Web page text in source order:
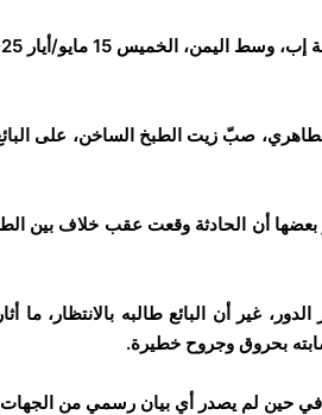
صبّ زيت الطبخ الساخن، على
بعضهاأن الحادثةوقعت عقب خلافبين
الدور، غيرأن البائعطالبه بالانتظار،ما
بحروق وجروح خطيرة.
في حين لم يصدر أي بيان رسمي من الجهات